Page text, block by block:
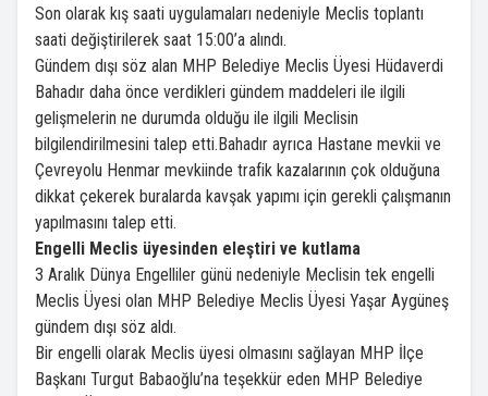
Son olarak kış saati uygulamaları nedeniyle Meclis toplantı
saati değiştirilerek saat 15:00’a alındı.
Gündem dışı söz alan MHP Belediye Meclis Üyesi Hüdaverdi
Bahadır daha önce verdikleri gündem maddeleri ile ilgili
gelişmelerin ne durumda olduğu ile ilgili Meclisin
bilgilendirilmesini talep etti.Bahadır ayrıca Hastane mevkii ve
Çevreyolu Henmar mevkiinde trafik kazalarının çok olduğuna
dikkat çekerek buralarda kavşak yapımı için gerekli çalışmanın
yapılmasını talep etti.
Engelli Meclis üyesinden eleştiri ve kutlama
3 Aralık Dünya Engelliler günü nedeniyle Meclisin tek engelli
Meclis Üyesi olan MHP Belediye Meclis Üyesi Yaşar Aygüneş
gündem dışı söz aldı.
Bir engelli olarak Meclis üyesi olmasını sağlayan MHP İlçe
Başkanı Turgut Babaoğlu’na teşekkür eden MHP Belediye